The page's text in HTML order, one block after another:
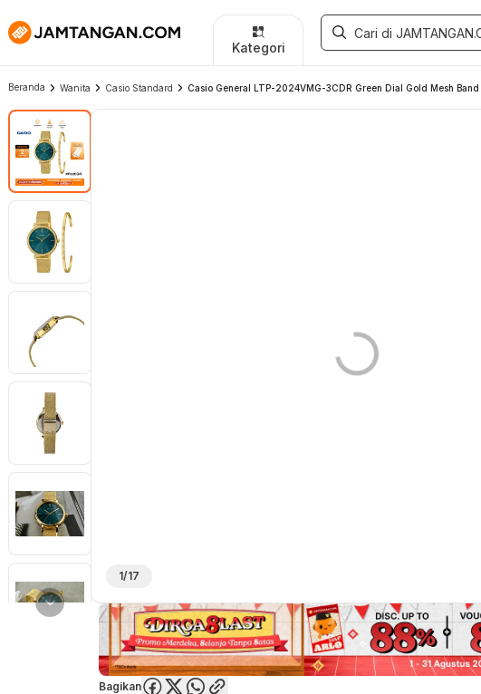
Kategori
Beranda Wanita Casio Standard Casio General LTP-2024VMG-3CDR Green Dial Gold Mesh
1/17
Bagikan